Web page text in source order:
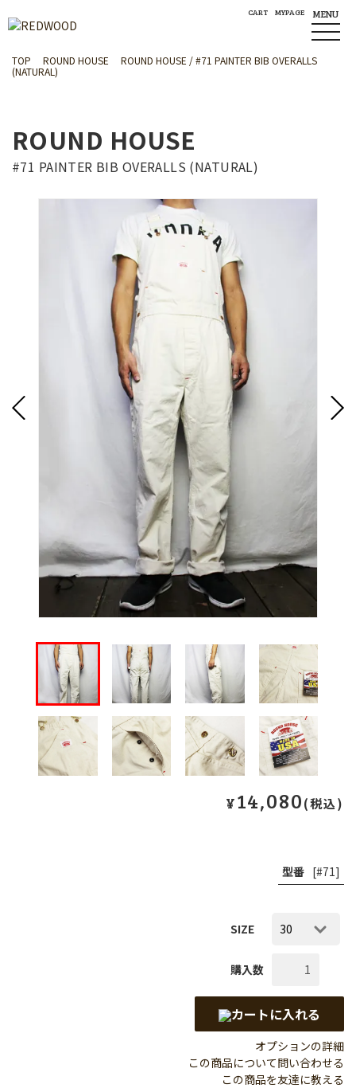
CART MYPAGE MENU
TOP ROUND HOUSE ROUND HOUSE
#71 PAINTER BIB OVERALLS
(NATURAL)
ROUND HOUSE
#71 PAINTER BIB OVERALLS (NATURAL)
¥14,080(税込)
型番 [#71]
SIZE
購入数
カートに入れる
オプションの詳細
この商品について問い合わせる
この商品を友達に教える